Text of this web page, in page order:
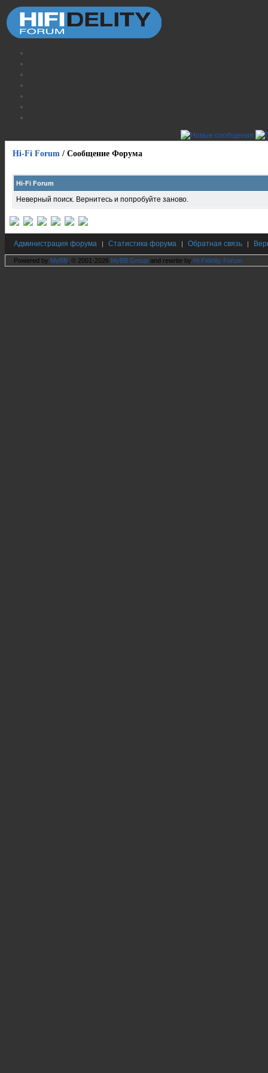
Hi-Fi Forum / Сообщение Форума
Hi-Fi Forum
Неверный поиск. Вернитесь и попробуйте заново.
Администрация форума | Статистика форума | Обратная связь |
Powered by MyBB , © 2001-2026 MyBB Group and rewrite by Hi Fidelity Forum